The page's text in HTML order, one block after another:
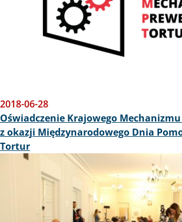
2018-06-28
Oświadczenie Krajowego
z okazji Międzynarodowego Dnia
Tortur
Obraz